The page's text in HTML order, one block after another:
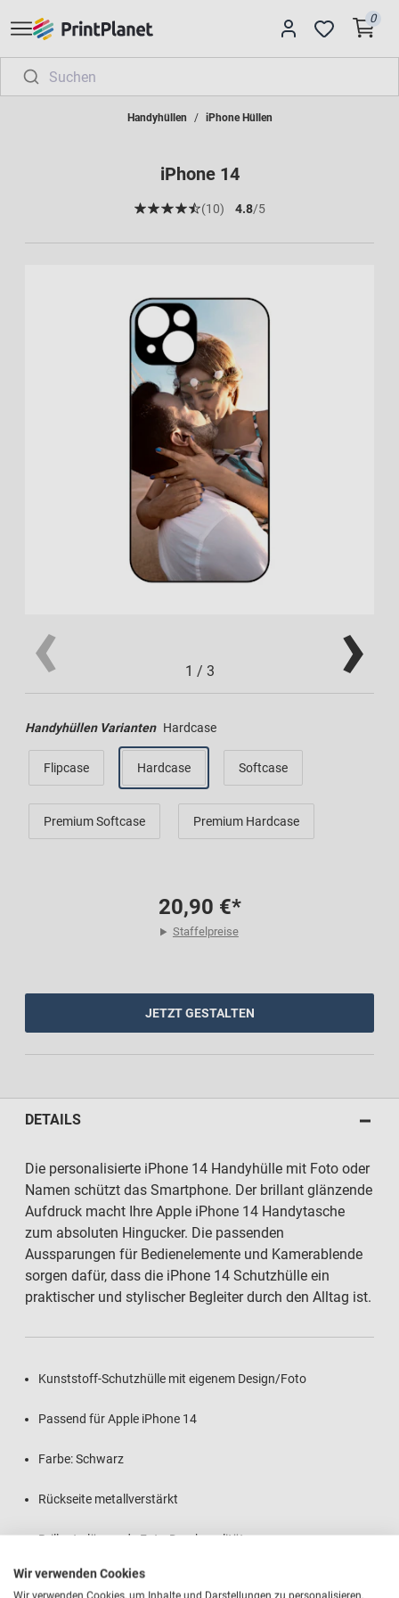
0
Handyhüllen iPhone Hüllen
iPhone 14
(10) 4.8/5
1 / 3
Handyhüllen Varianten Hardcase
Flipcase Hardcase Softcase
Premium Softcase Premium Hardcase
20,90 €*
Staffelpreise
JETZT GESTALTEN
DETAILS
Die personalisierte iPhone 14 Handyhülle mit Foto oder
Namen schützt das Smartphone. Der brillant glänzende
Aufdruck macht Ihre Apple iPhone 14 Handytasche
zum absoluten Hingucker. Die passenden
Aussparungen für Bedienelemente und Kamerablende
sorgen dafür, dass die iPhone 14 Schutzhülle ein
praktischer und stylischer Begleiter durch den Alltag ist.
Kunststoff-Schutzhülle mit eigenem Design/Foto
Passend für Apple iPhone 14
Farbe: Schwarz
Rückseite metallverstärkt
Brillant glänzende Foto-Druckqualität
Absolut kratzfester Aufdruck
Wir verwenden Cookies